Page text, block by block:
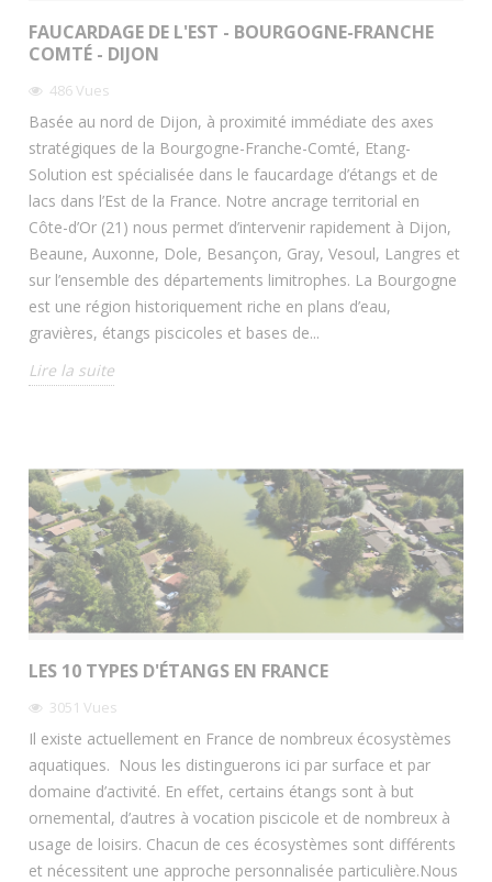
FAUCARDAGE DE L'EST - BOURGOGNE-FRANCHE
COMTÉ - DIJON
486Vues
Basée au nord de Dijon, à proximité immédiate des axes
stratégiques de la Bourgogne-Franche-Comté, Etang-
Solution est spécialisée dans le faucardage d’étangs et de
lacs dans l’Est de la France. Notre ancrage territorial en
Côte-d’Or (21) nous permet d’intervenir rapidement à Dijon,
Beaune, Auxonne, Dole, Besançon, Gray, Vesoul, Langres et
sur l’ensemble des départements limitrophes. La Bourgogne
est une région historiquement riche en plans d’eau,
gravières, étangs piscicoles et bases de...
Lire la suite
LES 10 TYPES D'ÉTANGS EN FRANCE
3051Vues
Il existe actuellement en France de nombreux écosystèmes
aquatiques. Nous les distinguerons ici par surface et par
domaine d’activité. En effet, certains étangs sont à but
ornemental, d’autres à vocation piscicole et de nombreux à
usage de loisirs. Chacun de ces écosystèmes sont différents
et nécessitent une approche personnalisée particulière.Nous